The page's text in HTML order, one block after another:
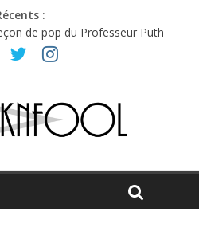
:
: entre bière, métal et
de pop du Professeur Puth
festival de musique indépendant
et émotions en hausse
de choisir entre chaleur et bonne